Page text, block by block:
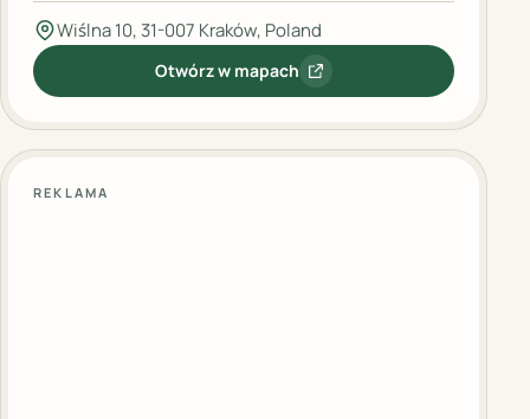
Wiślna 10, 31-007 Kraków, Poland
Otwórz w mapach
:UGUR DONER KEBAB
REKLAMA